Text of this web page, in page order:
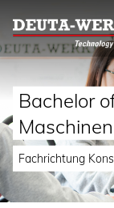
Bachelor
Fachrichtung